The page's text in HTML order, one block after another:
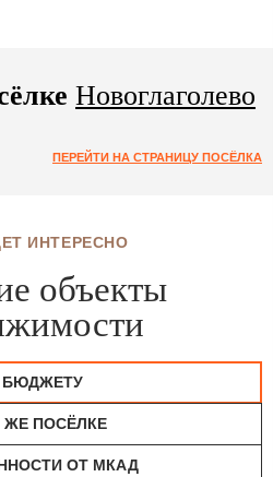
Новоглаголево
ПЕРЕЙТИ НА СТРАНИЦУ ПОСЁЛКА
ИНТЕРЕСНО
объекты
БЮДЖЕТУ
ЖЕ ПОСЁЛКЕ
ОТ МКАД